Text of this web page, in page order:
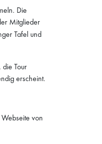
Die
Mitglieder
Tafel und
Tour
erscheint.
von